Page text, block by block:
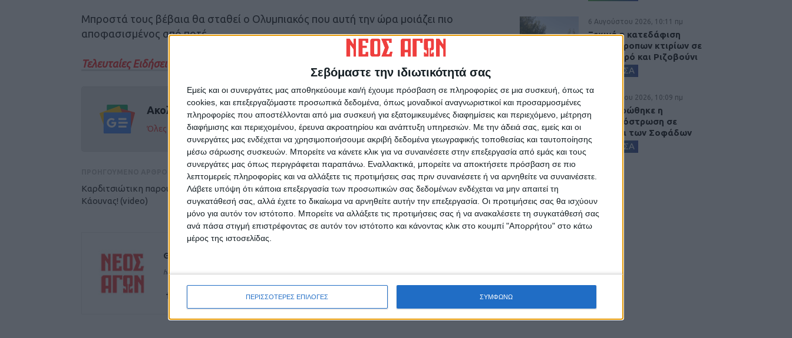
Σεβόμαστε την ιδιωτικότητά σας
Εμείς και οι συνεργάτες μας αποθηκεύουμε και/ή έχουμε πρόσβαση σε πληροφορίες σε μια συσκευή, όπως τα
cookies, και επεξεργαζόμαστε προσωπικά δεδομένα, όπως μοναδικοί αναγνωριστικοί και προσαρμοσμένες
πληροφορίες που αποστέλλονται από μια συσκευή για εξατομικευμένες διαφημίσεις και περιεχόμενο, μέτρηση
διαφήμισης και περιεχομένου, έρευνα ακροατηρίου και ανάπτυξη υπηρεσιών. Με την άδειά σας, εμείς και οι
συνεργάτες μας ενδέχεται να χρησιμοποιήσουμε ακριβή δεδομένα γεωγραφικής τοποθεσίας και ταυτοποίησης
μέσω σάρωσης συσκευών. Μπορείτε να κάνετε κλικ για να συναινέσετε στην επεξεργασία από εμάς και τους
συνεργάτες μας όπως περιγράφεται παραπάνω. Εναλλακτικά, μπορείτε να αποκτήσετε πρόσβαση σε πιο
λεπτομερείς πληροφορίες και να αλλάξετε τις προτιμήσεις σας πριν συναινέσετε ή να αρνηθείτε να συναινέσετε.
Λάβετε υπόψη ότι κάποια επεξεργασία των προσωπικών σας δεδομένων ενδέχεται να μην απαιτεί τη
συγκατάθεσή σας, αλλά έχετε το δικαίωμα να αρνηθείτε αυτήν την επεξεργασία. Οι προτιμήσεις σας θα ισχύουν
μόνο για αυτόν τον ιστότοπο. Μπορείτε να αλλάξετε τις προτιμήσεις σας ή να ανακαλέσετε τη συγκατάθεσή σας
ανά πάσα στιγμή επιστρέφοντας σε αυτόν τον ιστότοπο και κάνοντας κλικ στο κουμπί "Απορρήτου" στο κάτω
μέρος της ιστοσελίδας.
ΠΕΡΙΣΣΟΤΕΡΕΣ ΕΠΙΛΟΓΕΣ ΣΥΜΦΩΝΩ
Μπροστά τους βέβαια θα σταθεί ο Ολυμπιακός που αυτή την ώρα μοιάζει πιο
αποφασισμένος από ποτέ.
Τελευταίες Ειδήσεις Σήμερα
Ακολούθησε την εφημερίδα ΝΕΟΣ ΑΓΩΝ στο Google News!
Όλες οι εξελίξεις στην περιοχή της Καρδίτσας και ευρύτερα της Θεσσαλίας
Καρδιτσιώτικη παρουσία στο Final Four στο
Κάουνας! (video)
ΕΠΟΜΕΝΟ ΑΡΘΡΟ
Ανοιχτή επιστολή της υποψήφιας Βουλευτή
της Ν.Δ. Καρδίτσας Ασημίνας Σκόνδρα
Θεοδόσης Κατσάρας
https://neosagon.gr
6 Αυγούστου 2026, 10:11 πμ
Ξεκινά η κατεδάφιση
ετοιμόρροπων κτιρίων σε
Αγναντερό και Ριζοβούνι
ΚΑΡΔΙΤΣΑ
6 Αυγούστου 2026, 10:09 πμ
Ολοκληρώθηκε η
ασφαλτόστρωση σε
τμήματα των Σοφάδων
ΚΑΡΔΙΤΣΑ